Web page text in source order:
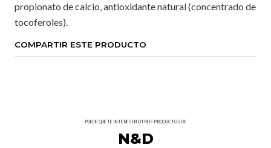
propionato de calcio, antioxidante natural (concentrado de
tocoferoles).
COMPARTIR ESTE PRODUCTO
PUEDE QUE TE INTERESEN OTROS PRODUCTOS DE
N&D